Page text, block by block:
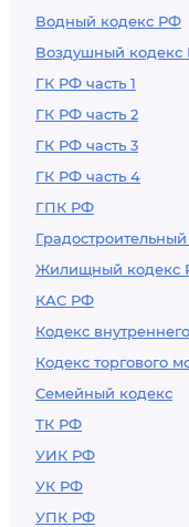
Водный кодекс РФ
Воздушный кодекс
ГК РФ часть 1
ГК РФ часть 2
ГК РФ часть 3
ГК РФ часть 4
ГПК РФ
Жилищный кодекс
КАС РФ
Кодекс
Кодекс торгового
Семейный кодекс
ТК РФ
УИК РФ
УК РФ
УПК РФ